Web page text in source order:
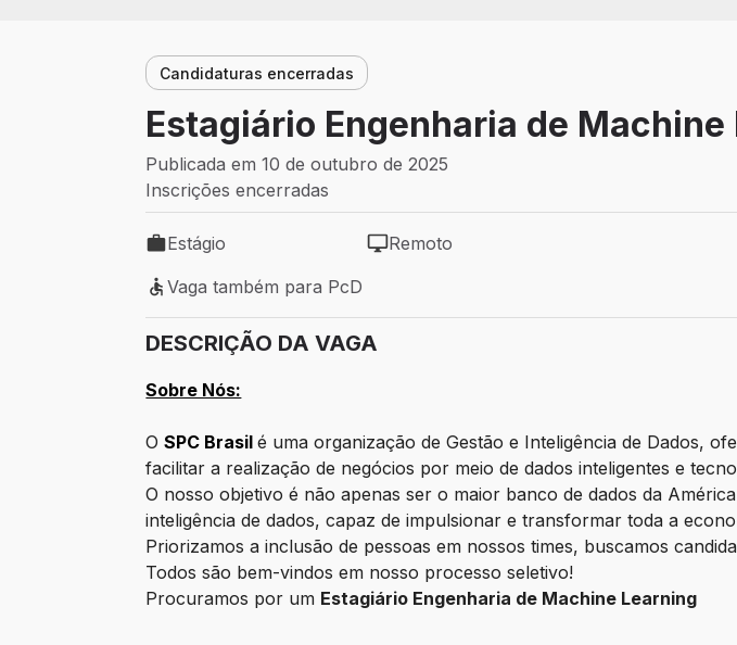
Candidaturas encerradas
Estagiário Engenharia de Machine
Publicada em 10 de outubro de 2025
Inscrições encerradas
Tipo de vaga: Estágio
Estágio
Modelo de trabalho: Remoto
Remoto
Vaga também para PcD
Vaga também para PcD
DESCRIÇÃO DA VAGA
Sobre Nós:
OSPC Brasilé uma organização de Gestão e Inteligência de Dados,
facilitar a realização de negócios por meio de dados inteligentes e
O nosso objetivo é não apenas ser o maior banco de dados da
inteligência de dados, capaz de impulsionar e transformar toda a
Priorizamos a inclusão de pessoas em nossos times, buscamos
Todos são bem-vindos em nosso processo seletivo!
Procuramos por um Estagiário Engenharia de Machine Learning